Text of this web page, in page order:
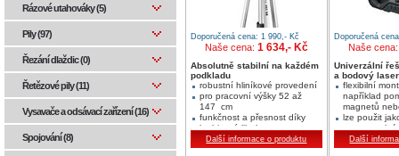
Doporučená cena: 1 990,- Kč
Naše cena: 1 634,- Kč
Absolutně stabilní na každém
podkladu
robustní hliníkové provedení
pro pracovní výšky 52 až
147 cm
funkčnost a přesnost díky
krabicové libele
Další informace o produktu
Doporučená
Naše
Univerzální
a bodový laser
flexibilní
například
magnetů
lze použit
nohami
výškové
Další
Rázové utahováky (5)
Pily (97)
Řezání dlaždic (0)
Řetězové pily (11)
Vysavače a odsávací zařízení (16)
Spojování (8)